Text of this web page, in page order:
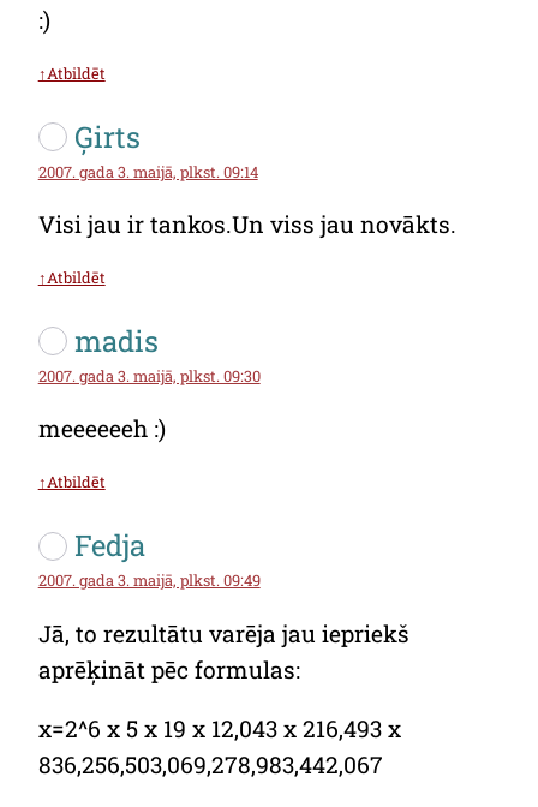
:)
↑Atbildēt
Ģirts
2007. gada 3. maijā, plkst. 09:14
Visi jau ir tankos.Un viss jau novākts.
↑Atbildēt
madis
2007. gada 3. maijā, plkst. 09:30
meeeeeeh :)
↑Atbildēt
Fedja
2007. gada 3. maijā, plkst. 09:49
Jā, to rezultātu varēja jau iepriekš
aprēķināt pēc formulas:
x=2^6 x 5 x 19 x 12,043 x 216,493 x
836,256,503,069,278,983,442,067